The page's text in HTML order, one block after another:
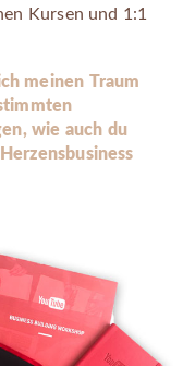
Kursen und 1:1
meinen Traum
wie auch du